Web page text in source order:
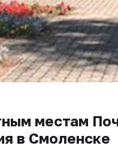
местам
в Смоленске